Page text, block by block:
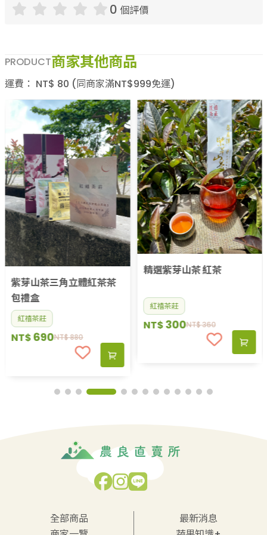
0 個評價
PRODUCT商家其他商品
運費： NT$ 80 (同商家滿NT$999免運)
紫芽山茶三角立體紅茶茶
包禮盒
紅禧茶莊
NT$880
NT$690
精選紫芽山茶 紅茶
紅禧茶莊
NT$360
NT$300
全部商品
最新消息